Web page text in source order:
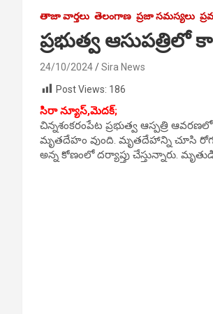
తాజా వార్తలు తెలంగాణ ప్రజా సమస్యలు
ప్రభుత్వ
24/10/2024
Sira News
Post Views: 186
సిరా న్యూస్,మెదక్;
చిన్నశంకరంపేట ప్రభుత్వ ఆస్పత్రి
మృతదేహం వుంది. మృతదేహాన్ని చూసి
అన్న కోణంలో దర్యాప్తు చేస్తున్నారు.